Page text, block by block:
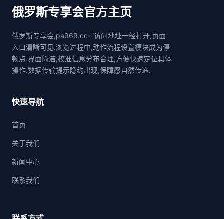
俄罗斯专享会官方主页
俄罗斯专享会,pa969.cc✅访问地址一经打开,页面
入口清晰可见.浏览过程中,动作流程设置模块成为停
顿点.界面简洁,校准信息分布合理,方便快速定位具体
操作.数据传输提示隐约出现,保障感自然传递.
快速导航
首页
关于我们
新闻中心
联系我们